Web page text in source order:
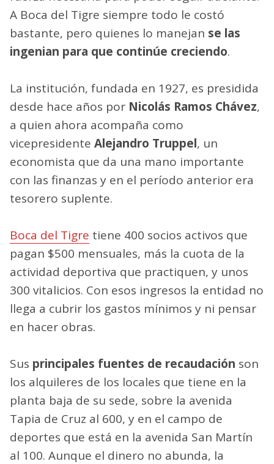
A Boca del Tigre siempre todo le costó
bastante, pero quienes lo manejan se las
ingenian para que continúe creciendo.
La institución, fundada en 1927, es presidida
desde hace años por Nicolás Ramos Chávez,
a quien ahora acompaña como
vicepresidente Alejandro Truppel, un
economista que da una mano importante
con las finanzas y en el período anterior era
tesorero suplente.
Boca del Tigre tiene 400 socios activos que
pagan $500 mensuales, más la cuota de la
actividad deportiva que practiquen, y unos
300 vitalicios. Con esos ingresos la entidad no
llega a cubrir los gastos mínimos y ni pensar
en hacer obras.
Sus principales fuentes de recaudación son
los alquileres de los locales que tiene en la
planta baja de su sede, sobre la avenida
Tapia de Cruz al 600, y en el campo de
deportes que está en la avenida San Martín
al 100. Aunque el dinero no abunda, la